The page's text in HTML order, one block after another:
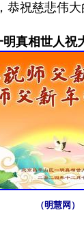
恭祝慈悲伟
真相世人祝
（明慧网）